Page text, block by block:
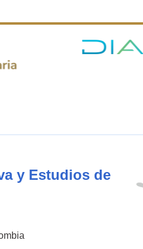
y Estudios de